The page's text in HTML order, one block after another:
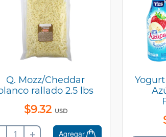
Q. Mozz/Cheddar
rallado 2.5 lbs
$9.32 USD
Agregar